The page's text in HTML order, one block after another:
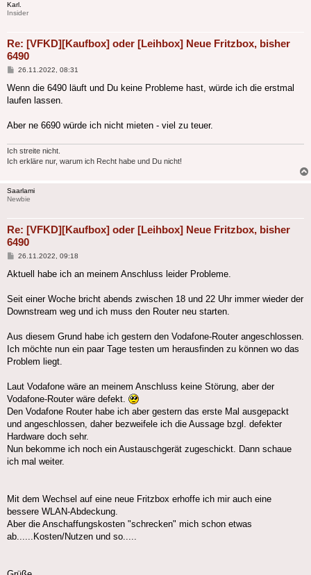
Karl.
Insider
Re: [VFKD][Kaufbox] oder [Leihbox] Neue Fritzbox, bisher
6490
Beitrag
26.11.2022, 08:31
Wenn die 6490 läuft und Du keine Probleme hast, würde ich die erstmal
laufen lassen.
Aber ne 6690 würde ich nicht mieten - viel zu teuer.
Ich streite nicht.
Ich erkläre nur, warum ich Recht habe und Du nicht!
Saarlami
Newbie
Re: [VFKD][Kaufbox] oder [Leihbox] Neue Fritzbox, bisher
6490
Beitrag
26.11.2022, 09:18
Aktuell habe ich an meinem Anschluss leider Probleme.
Seit einer Woche bricht abends zwischen 18 und 22 Uhr immer wieder der
Downstream weg und ich muss den Router neu starten.
Aus diesem Grund habe ich gestern den Vodafone-Router angeschlossen.
Ich möchte nun ein paar Tage testen um herausfinden zu können wo das
Problem liegt.
Laut Vodafone wäre an meinem Anschluss keine Störung, aber der
Vodafone-Router wäre defekt.
Den Vodafone Router habe ich aber gestern das erste Mal ausgepackt
und angeschlossen, daher bezweifele ich die Aussage bzgl. defekter
Hardware doch sehr.
Nun bekomme ich noch ein Austauschgerät zugeschickt. Dann schaue
ich mal weiter.
Mit dem Wechsel auf eine neue Fritzbox erhoffe ich mir auch eine
bessere WLAN-Abdeckung.
Aber die Anschaffungskosten "schrecken" mich schon etwas
ab......Kosten/Nutzen und so.....